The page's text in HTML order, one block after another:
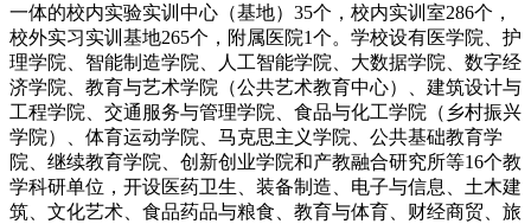
一体的校内实验实训中心（基地）35个，校内实训室286个，
校外实习实训基地265个，附属医院1个。学校设有医学院、护
理学院、智能制造学院、人工智能学院、大数据学院、数字经
济学院、教育与艺术学院（公共艺术教育中心）、建筑设计与
工程学院、交通服务与管理学院、食品与化工学院（乡村振兴
学院）、体育运动学院、马克思主义学院、公共基础教育学
院、继续教育学院、创新创业学院和产教融合研究所等16个教
学科研单位，开设医药卫生、装备制造、电子与信息、土木建
筑、文化艺术、食品药品与粮食、教育与体育、财经商贸、旅